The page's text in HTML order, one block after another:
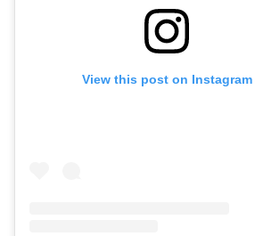
View this post on Instagram